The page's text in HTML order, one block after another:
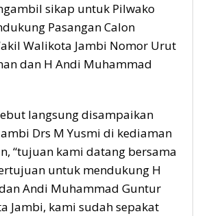
sikap untuk Pilwako
Pasangan Calon
Walikota Jambi Nomor Urut
dan H Andi Muhammad
langsung disampaikan
Drs M Yusmi di kediaman
“tujuan kami datang bersama
untuk mendukung H
Andi Muhammad Guntur
Jambi, kami sudah sepakat